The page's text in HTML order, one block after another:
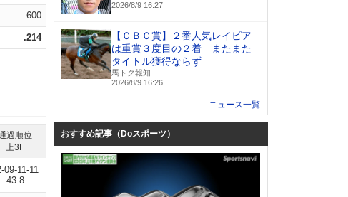
.600
.214
過順位
上3F
09-11-11
43.8
2026/8/9 16:27
【ＣＢＣ賞】２番人気レイピア
は重賞３度目の２着 またまた
タイトル獲得ならず
馬トク報知
2026/8/9 16:26
ニュース一覧
おすすめ記事（Doスポーツ）